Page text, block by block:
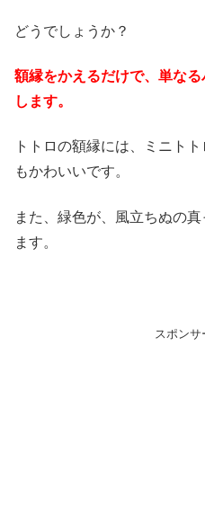
どうでしょうか？
額縁をかえるだけで、単な
します。
トトロの額縁には、ミニト
もかわいいです。
また、緑色が、風立ちぬの
ます。
スポンサ